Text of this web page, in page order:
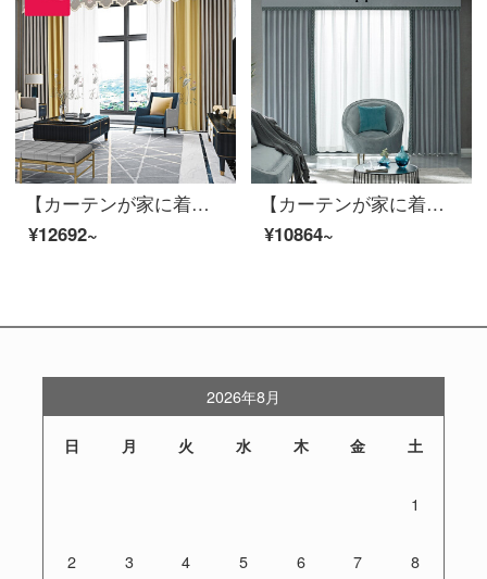
【カーテンが家に着く】新中国式の高遮光定型は湯円カレーリビングルームのカーテン完成品の高精密ジャカードカスタム床窓JBLW-010 Sフック/カーテンヘッドを含まない(高さ2.6メートル以内で変更可能)XLのカーテンセット/ダブルオープン(適用窓幅3.2-3.5メートル)
¥12692~
【カーテンが家に着く】カーテン製品の光豪華高遮光ジャカードの拡散林壁透綴定型化ポリエステルリビングルームの近代的な注文ダウン窓JBLW 016 Sフック/カーテンヘッドを含まない(高2.6メートル以内で変更可能)XLのカーテンセット/ダブルオープン(適用窓の幅4.1-1.4メートル)
¥10864~
2026年8月
日 月 火 水 木 金 土
1
2 3 4 5 6 7 8